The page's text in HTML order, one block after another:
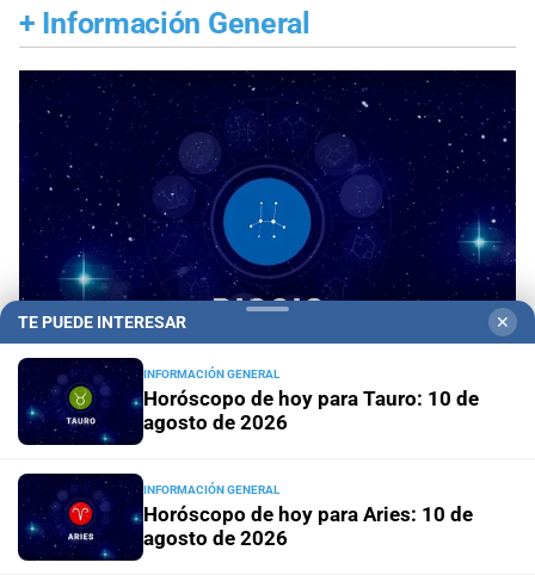
+ Información General
Horóscopo del día Horóscopo de hoy para Piscis:
Horóscopo del díaHoróscopo de hoy para Acuario: 10
de agosto de 2026
TE PUEDE INTERESAR ✕
INFORMACIÓN GENERAL
Horóscopo de hoy para Tauro: 10 de
agosto de 2026
INFORMACIÓN GENERAL
Horóscopo de hoy para Aries: 10 de
agosto de 2026